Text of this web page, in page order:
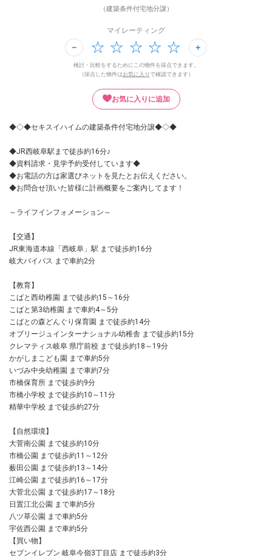
（建築条件付宅地分譲）
マイレーティング
検討・比較をするためにこの物件を採点できます。
（採点した物件は お気に入り で確認できます）
お気に入りに追加
◆◇◆セキスイハイムの建築条件付宅地分譲◆◇◆
◆JR西岐阜駅まで徒歩約16分♪
◆資料請求・見学予約受付しています◆
◆お電話の方は家選びネットを見たとお伝えください。
◆お問合せ頂いた皆様に計画概要をご案内してます！
～ライフインフォメーション～
【交通】
JR東海道本線「西岐阜」駅 まで徒歩約16分
岐大バイパス まで車約2分
【教育】
こばと西幼稚園 まで徒歩約15～16分
こばと第3幼稚園 まで車約4～5分
こばとの森どんぐり保育園 まで徒歩約14分
オブリージュインターナショナル幼稚舎 まで徒歩約15分
クレマティス岐阜 県庁前校 まで徒歩約18～19分
かがしまこども園 まで車約5分
いづみ中央幼稚園 まで車約7分
市橋保育所 まで徒歩約9分
市橋小学校 まで徒歩約10～11分
精華中学校 まで徒歩約27分
【自然環境】
大菅南公園 まで徒歩約10分
市橋公園 まで徒歩約11～12分
薮田公園 まで徒歩約13～14分
江崎公園 まで徒歩約16～17分
大菅北公園 まで徒歩約17～18分
日置江北公園 まで車約5分
八ツ草公園 まで車約5分
宇佐西公園 まで車約5分
【買い物】
セブンイレブン 岐阜今嶺3丁目店 まで徒歩約3分